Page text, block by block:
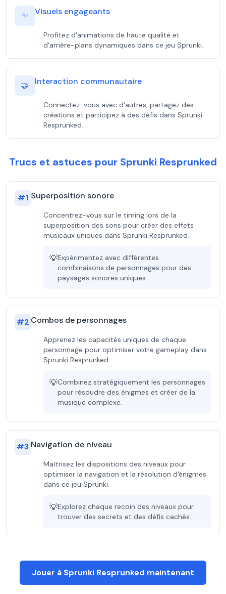
✨ Visuels engageants
Profitez d'animations de haute qualité et
d'arrière-plans dynamiques dans ce jeu Sprunki.
🤝 Interaction communautaire
Connectez-vous avec d'autres, partagez des
créations et participez à des défis dans Sprunki
Resprunked.
Trucs et astuces pour Sprunki Resprunked
#1 Superposition sonore
Concentrez-vous sur le timing lors de la
superposition des sons pour créer des effets
musicaux uniques dans Sprunki Resprunked.
💡Expérimentez avec différentes
combinaisons de personnages pour des
paysages sonores uniques.
#2 Combos de personnages
Apprenez les capacités uniques de chaque
personnage pour optimiser votre gameplay dans
Sprunki Resprunked.
💡Combinez stratégiquement les personnages
pour résoudre des énigmes et créer de la
musique complexe.
#3 Navigation de niveau
Maîtrisez les dispositions des niveaux pour
optimiser la navigation et la résolution d'énigmes
dans ce jeu Sprunki.
💡Explorez chaque recoin des niveaux pour
trouver des secrets et des défis cachés.
Jouer à Sprunki Resprunked maintenant